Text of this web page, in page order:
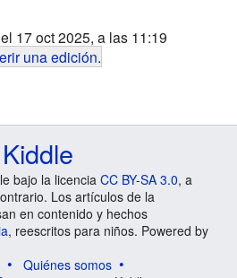
17 oct 2025, a las 11:19
una edición.
bajo la licencia CC BY-SA 3.0, a
Los artículos de la
en contenido y hechos
, reescritos para niños. Powered by
Quiénes somos